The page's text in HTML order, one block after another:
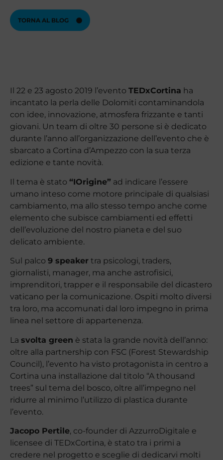
TORNA AL BLOG
Il 22 e 23 agosto 2019 l’evento TEDxCortina ha
incantato la perla delle Dolomiti contaminandola
con idee, innovazione, atmosfera frizzante e tanti
giovani. Un team di oltre 30 persone si è dedicato
durante l’anno all’organizzazione dell’evento che è
sbarcato a Cortina d’Ampezzo con la sua terza
edizione e tante novità.
Il tema è stato “IOrigine” ad indicare l’essere
umano inteso come motore principale di qualsiasi
cambiamento, ma allo stesso tempo anche come
elemento che subisce cambiamenti ed effetti
dell’evoluzione del nostro pianeta e del suo
delicato ambiente.
Sul palco 9 speaker tra psicologi, traders,
giornalisti, manager, ma anche astrofisici,
imprenditori, trapper e il responsabile del dicastero
vaticano per la comunicazione. Ospiti molto diversi
tra loro, ma accomunati dal loro impegno in prima
linea nel settore di appartenenza.
La svolta green è stata la grande novità dell’anno:
oltre alla partnership con FSC (Forest Stewardship
Council), l’evento ha visto protagonista in centro a
Cortina una installazione dal titolo “A thousand
trees” sul tema del bosco, oltre all’impegno nel
ridurre al minimo l’utilizzo di plastica durante
l’evento.
Jacopo Pertile, co-founder di AzzurroDigitale e
licensee di TEDxCortina, è stato tra i primi a
credere nel progetto e sceglie di dedicarvi molti